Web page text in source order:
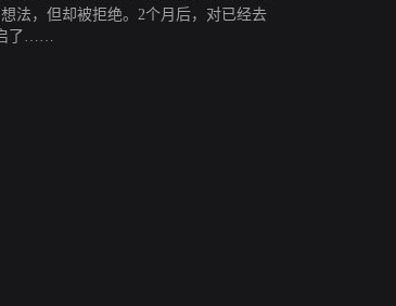
法，但却被拒绝。2个月后，对已经去
启了……